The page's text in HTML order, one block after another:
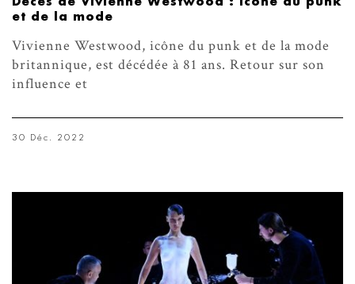
et de la mode
Vivienne Westwood, icône du punk et de la mode
britannique, est décédée à 81 ans. Retour sur son
influence et
30 Déc. 2022